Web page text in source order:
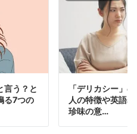
言う？と
る7つの
「デリカシー」
人の特徴や英語
珍味の意…